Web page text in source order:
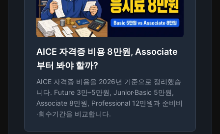
AICE 자격증 비용 8만원, Associate
부터 봐야 할까?
AICE 자격증 비용을 2026년 기준으로 정리했습
니다. Future 3만–5만원, Junior·Basic 5만원,
Associate 8만원, Professional 12만원과 준비비
·회수기간을 비교합니다.